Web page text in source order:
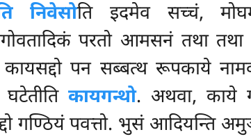
निवेसोति इदमेव सच्चं,
परतो आमसनं तथा
पन सब्बत्थ रूपकाये
कायगन्थो. अथवा, काये
गण्ठियं पवत्तो. भुसं आदियन्ति